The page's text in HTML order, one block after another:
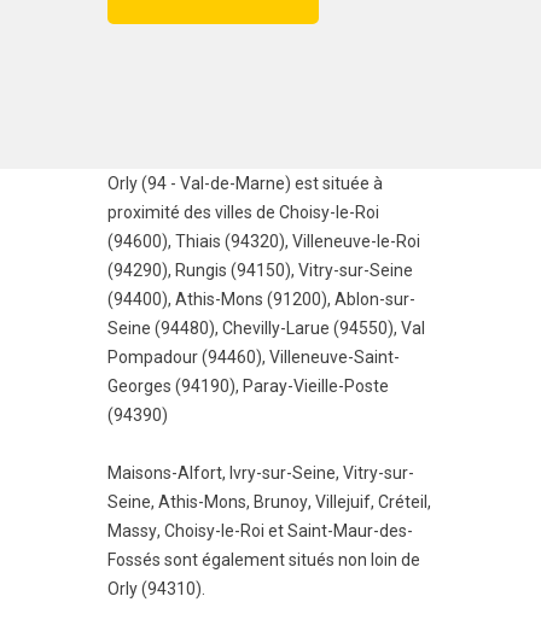
Orly (94 - Val-de-Marne) est située à
proximité des villes de Choisy-le-Roi
(94600), Thiais (94320), Villeneuve-le-Roi
(94290), Rungis (94150), Vitry-sur-Seine
(94400), Athis-Mons (91200), Ablon-sur-
Seine (94480), Chevilly-Larue (94550), Val
Pompadour (94460), Villeneuve-Saint-
Georges (94190), Paray-Vieille-Poste
(94390)
Maisons-Alfort, Ivry-sur-Seine, Vitry-sur-
Seine, Athis-Mons, Brunoy, Villejuif, Créteil ,
Massy, Choisy-le-Roi etSaint-Maur-des-
Fossés sont également situés non loin de
Orly (94310).